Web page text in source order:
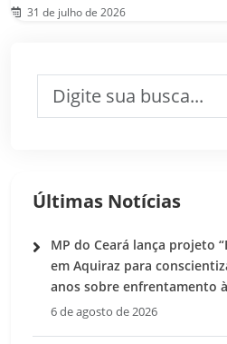
31 de julho de 2026
Últimas Notícias
MP do Ceará lança projeto
em Aquiraz para
anos sobre enfrentamento
6 de agosto de 2026